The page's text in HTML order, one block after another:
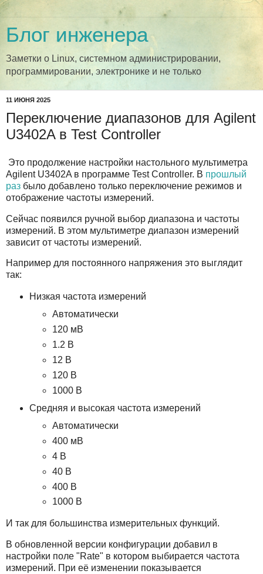
Блог инженера
Заметки о Linux, системном администрировании,
программировании, электронике и не только
11 ИЮНЯ 2025
Переключение диапазонов для Agilent
U3402A в Test Controller
Это продолжение настройки настольного мультиметра
Agilent U3402A в программе Test Controller. В прошлый
раз было добавлено только переключение режимов и
отображение частоты измерений.
Сейчас появился ручной выбор диапазона и частоты
измерений. В этом мультиметре диапазон измерений
зависит от частоты измерений.
Например для постоянного напряжения это выглядит
так:
Низкая частота измерений
Автоматически
120 мВ
1.2 В
12 В
120 В
1000 В
Средняя и высокая частота измерений
Автоматически
400 мВ
4 В
40 В
400 В
1000 В
И так для большинства измерительных функций.
В обновленной версии конфигурации добавил в
настройки поле "Rate" в котором выбирается частота
измерений. При её изменении показывается